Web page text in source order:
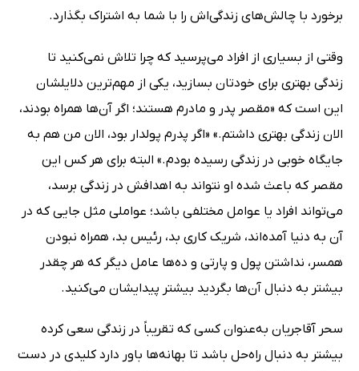
برخورد با چالش‌های زندگی‌اش را با شما به اشتراک بگذارد.
وقتی از بسیاری از افراد می‌پرسید که چرا تلاش نمی‌کنید تا
زندگی بهتری برای خودتان بسازید، یکی از مهم‌ترین دلایلشان
این است که «مقصر پدر و مادرم هستند؛ اگر آن‌ها همراه بودند،
الان زندگی بهتری داشتم.» «اگر پدرم پولدار بود، الان من هم به
جایگاه خوبی در زندگی رسیده بودم.» البته برای هر کس این
مقصر که باعث شده او نتواند به اهدافش در زندگی برسد،
می‌تواند افراد یا عوامل مختلفی باشد؛ عواملی مثل جایی که در
آن به دنیا آمده‌اند، شریک کاری بد، رئیس بد، همراه نبودن
همسر، نداشتن پول و پارتی و ده‌ها عامل دیگر که هر چقدر
بیشتر به دنبال آن‌ها بگردید بیشتر پیدایشان می‌کنید.
سحر آقاجریان به‌عنوان کسی که تقریباً در زندگی سعی کرده
بیشتر به دنبال راه‌حل باشد تا بهانه‌ها باور دارد کلیدی در دست